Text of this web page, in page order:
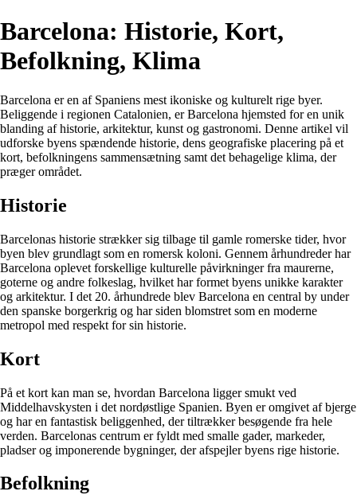
Barcelona: Historie, Kort,
Befolkning, Klima
Barcelona er en af Spaniens mest ikoniske og kulturelt rige byer.
Beliggende i regionen Catalonien, er Barcelona hjemsted for en unik
blanding af historie, arkitektur, kunst og gastronomi. Denne artikel vil
udforske byens spændende historie, dens geografiske placering på et
kort, befolkningens sammensætning samt det behagelige klima, der
præger området.
Historie
Barcelonas historie strækker sig tilbage til gamle romerske tider, hvor
byen blev grundlagt som en romersk koloni. Gennem århundreder har
Barcelona oplevet forskellige kulturelle påvirkninger fra maurerne,
goterne og andre folkeslag, hvilket har formet byens unikke karakter
og arkitektur. I det 20. århundrede blev Barcelona en central by under
den spanske borgerkrig og har siden blomstret som en moderne
metropol med respekt for sin historie.
Kort
På et kort kan man se, hvordan Barcelona ligger smukt ved
Middelhavskysten i det nordøstlige Spanien. Byen er omgivet af bjerge
og har en fantastisk beliggenhed, der tiltrækker besøgende fra hele
verden. Barcelonas centrum er fyldt med smalle gader, markeder,
pladser og imponerende bygninger, der afspejler byens rige historie.
Befolkning